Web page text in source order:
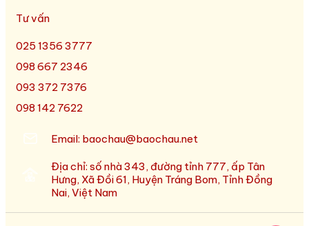
Tư vấn
093 372 7376
Email: baochau@baochau.net
098 142 7622
098 667 2346
Địa chỉ: số nhà 343, đường tỉnh 777, ấp Tân
Hưng, Xã Đồi 61, Huyện Tráng Bom, Tỉnh Đồng
Nai, Việt Nam
025 1356 3777